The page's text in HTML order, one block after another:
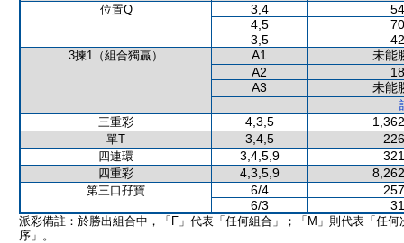
位置Q 3,4
4,5
3,5
3揀1（組合獨贏） A1
未能
A2
A3
未能
三重彩
4,3,5
單T 3,4,5
四連環 3,4,5,9
四重彩 4,3,5,9
第三口孖寶 6/4
6/3
派彩備註：於勝出組合中，「F」代表「任何組合」；「M」則代表「任何
序」。